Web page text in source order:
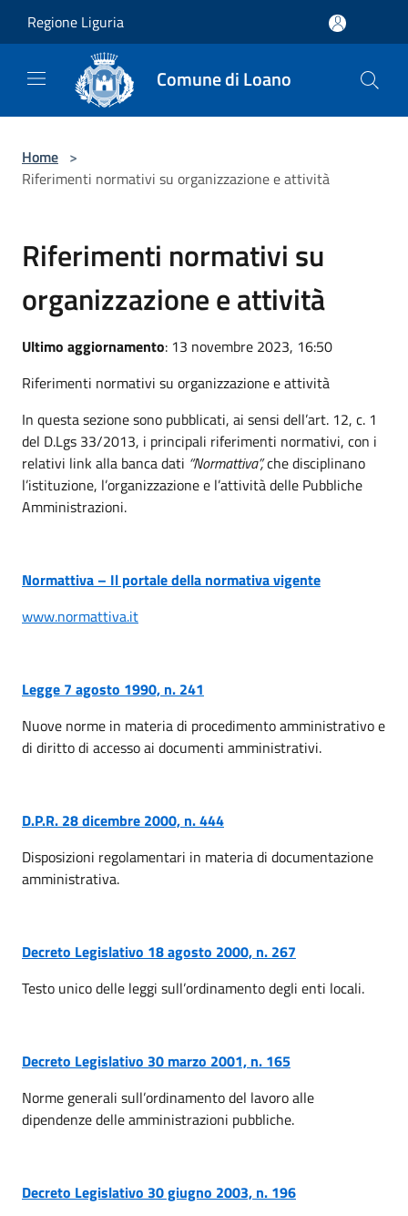
Regione Liguria
Comune di Loano
Home >
Riferimenti normativi su organizzazione e attività
Riferimenti normativi su
organizzazione e attività
Ultimo aggiornamento: 13 novembre 2023, 16:50
Riferimenti normativi su organizzazione e attività
In questa sezione sono pubblicati, ai sensi dell’art. 12, c. 1
del D.Lgs 33/2013, i principali riferimenti normativi, con i
relativi link alla banca dati “Normattiva”,che disciplinano
l’istituzione, l’organizzazione e l’attività delle Pubbliche
Amministrazioni.
Normattiva– Il portale della normativa vigente
www.normattiva.it
Legge 7 agosto 1990, n. 241
Nuove norme in materia di procedimento amministrativo e
di diritto di accesso ai documenti amministrativi.
D.P.R. 28 dicembre 2000, n. 444
Disposizioni regolamentari in materia di documentazione
amministrativa.
Decreto Legislativo 18 agosto 2000, n. 267
Testo unico delle leggi sull’ordinamento degli enti locali.
Decreto Legislativo 30 marzo 2001, n. 165
Norme generali sull’ordinamento del lavoro alle
dipendenze delle amministrazioni pubbliche.
Decreto Legislativo 30 giugno 2003, n. 196